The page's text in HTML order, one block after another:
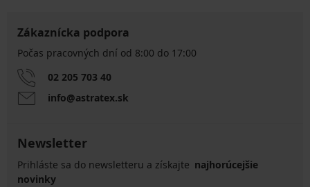
Zákaznícka podpora
Počas pracovných dní od 8:00 do 17:00
02 205 703 40
info@astratex.sk
Newsletter
Prihláste sa do newsletteru a získajte najhorúcejšie
novinky